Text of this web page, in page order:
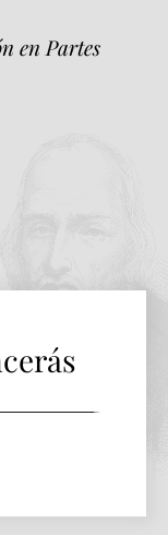
en Partes